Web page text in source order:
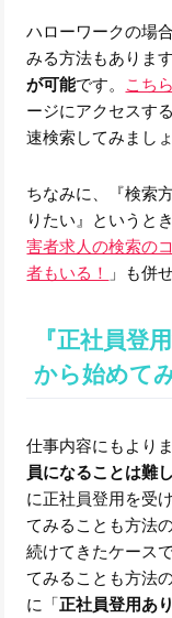
ハローワークの場
みる方法もあります
が可能です。 こち
ージにアクセスす
速検索してみましょ
ちなみに、『検索
りたい』というと
害者求人の検索の
者もいる！ 」も併
『正社員登
から始めて
仕事内容にもより
員になることは難
に正社員登用を受
てみることも方法
続けてきたケース
てみることも方法
に「正社員登用あり